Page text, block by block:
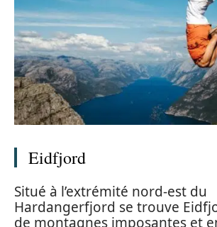
Eidfjord
Situé à l’extrémité nord-est du
Hardangerfjord se trouve
de montagnes imposantes et